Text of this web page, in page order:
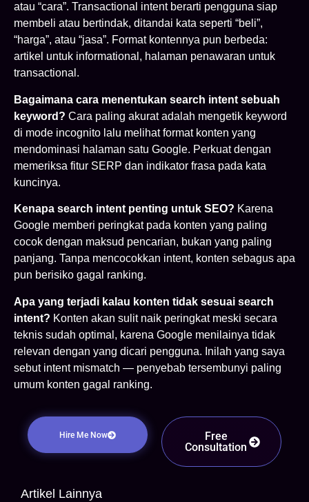
atau “cara”. Transactional intent berarti pengguna siap
membeli atau bertindak, ditandai kata seperti “beli”,
“harga”, atau “jasa”. Format kontennya pun berbeda:
artikel untuk informational, halaman penawaran untuk
transactional.
Bagaimana cara menentukan search intent sebuah
keyword? Cara paling akurat adalah mengetik keyword
di mode incognito lalu melihat format konten yang
mendominasi halaman satu Google. Perkuat dengan
memeriksa fitur SERP dan indikator frasa pada kata
kuncinya.
Kenapa search intent penting untuk SEO? Karena
Google memberi peringkat pada konten yang paling
cocok dengan maksud pencarian, bukan yang paling
panjang. Tanpa mencocokkan intent, konten sebagus apa
pun berisiko gagal ranking.
Apa yang terjadi kalau konten tidak sesuai search
intent? Konten akan sulit naik peringkat meski secara
teknis sudah optimal, karena Google menilainya tidak
relevan dengan yang dicari pengguna. Inilah yang saya
sebut intent mismatch — penyebab tersembunyi paling
umum konten gagal ranking.
Hire Me Now
Free
Consultation
Artikel Lainnya